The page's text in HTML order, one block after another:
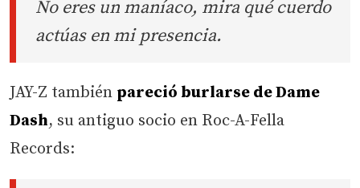
No eres un maníaco, mira qué cuerdo
actúas en mi presencia.
JAY-Z también pareció burlarse de Dame
Dash, su antiguo socio en Roc-A-Fella
Records: